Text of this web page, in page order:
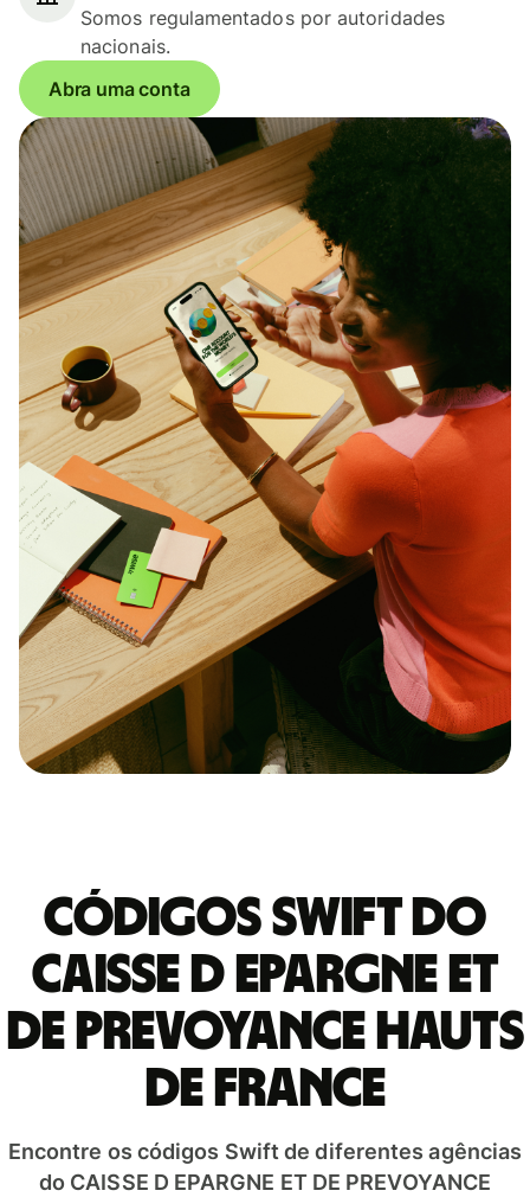
Somos regulamentados por autoridades
nacionais.
Abra uma conta
Códigos Swift do
CAISSE D EPARGNE ET
DE PREVOYANCE HAUTS
DE FRANCE
Encontre os códigos Swift de diferentes agências
do CAISSE D EPARGNE ET DE PREVOYANCE